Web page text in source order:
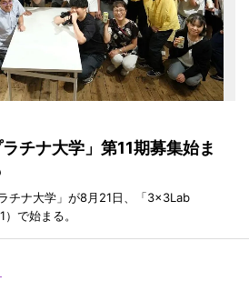
チナ大学」第11期募集始ま
チナ大学」が8月21日、「3×3Lab
で始まる。